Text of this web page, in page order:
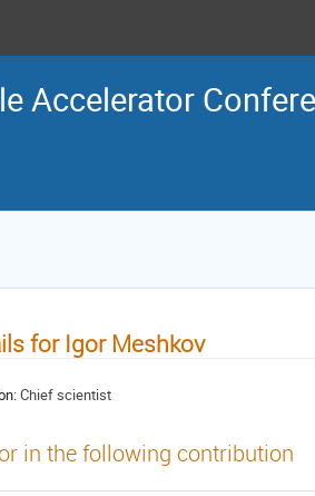
Accelerator
for Igor Meshkov
Chief scientist
in the following contribution